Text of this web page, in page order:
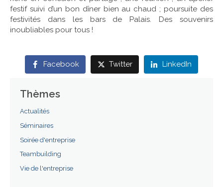
festif suivi d’un bon dîner bien au chaud ; poursuite des
festivités dans les bars de Palais. Des souvenirs
inoubliables pour tous !
Facebook Twitter LinkedIn
Thèmes
Actualités
Séminaires
Soirée d'entreprise
Teambuilding
Vie de l'entreprise